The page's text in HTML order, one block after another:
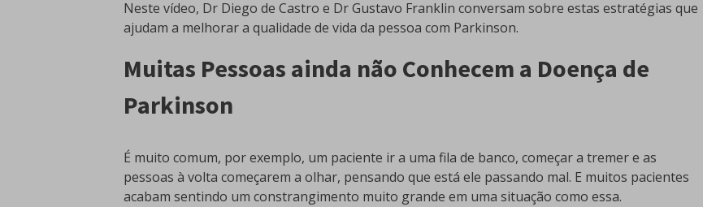
Neste vídeo, Dr Diego de Castro e Dr Gustavo Franklin conversam sobre estas estratégias que
ajudam a melhorar a qualidade de vida da pessoa com Parkinson.
Muitas Pessoas ainda não Conhecem a Doença de
Parkinson
É muito comum, por exemplo, um paciente ir a uma fila de banco, começar a tremer e as
pessoas à volta começarem a olhar, pensando que está ele passando mal. E muitos pacientes
acabam sentindo um constrangimento muito grande em uma situação como essa.